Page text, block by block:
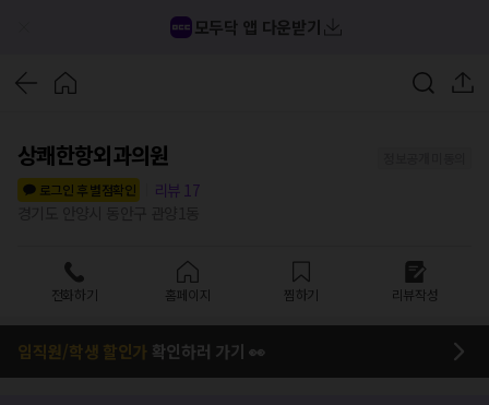
모두닥 앱 다운받기
상쾌한항외과의원
로그인 후 별점확인
리뷰 17
전화하기 홈페이지 찜하기 리뷰작성
임직원/학생 할인가 확인하러 가기 👀